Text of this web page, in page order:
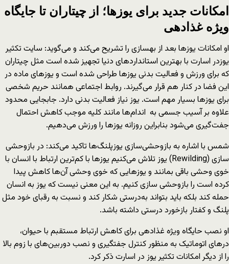
امکانات جدید برای یوزها؛ از چیتاران تا جایگاه
ویژه غذادهی
او امکانات یوزها بعد از بهسازی را تشریح می‌کند و می‌گوید: سایت تکثیر
یوزدر اسارت با بهترین استانداردهای دنیا تجهیز شده است مثل چیتاران
که برای ورزش و فعالیت بدنی یوزها طراحی شده است و یوزهای ماده در
این فضا در کنار هم قرار می‌گیرند. روابط اجتماعی همانند حریم شخصی
برای یوزها بسیار مهم است. یوز نیاز فعالیت بدنی دارد. جابجایی محدود
علاوه بر آسیب جسمی به اندام‌ها مانند کلیه موجب کاهش احتمال
جفت‌گیری می‌شود بنابراین روزانه یوزها را ورزش می‌دهیم.
شمس با اشاره به بازوحشی‌سازی یوزپلنگ‌ها تاکید می‌کند: در بازوحشی
سازی (Rewilding) یوز تلاش می‌کنیم یوزها با کم‌ترین ارتباط با انسان با
خوی وحشی باقی بمانند و یوزهایی که خوی وحشی آن‌ها کاهش پیدا
کرده است را بازوحشی سازی کنیم. به این معنی نیست که یوز به انسان
حمله کند بلکه باید بتواند به‌درستی شکار کند و نسبت به رقبای خود مثل
پلنگ و کفتار بازخورد درستی داشته باشد.
او نصب حایگاه ویژه غذادهی برای کاهش ارتباط مستقبم با حیوان،
درهای اتوماتیک به منظور کنترل جفتگیری و نصب دوربین‌های با زوم بالا
را از دیگر امکانات تکثیر یوز در اسارت ذکر کرد.